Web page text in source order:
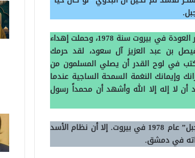
وكانت الطبعة الأولى من ديوان الشاعر بدوي الجبل، قد صدرت عن دار العودة في بيروت سنة 1978، وحملت إهداء
بن عبد العزيز آل سعود، لقد حرمك
في لوح القدر أن يصلي المسلمون من
وإيمانك النغمة السمحة الساجية عندما
أن لا إله إلا الله وأشهد أن محمداً رسول
هكذا كان الإهداء المطبوع على الطبعة الأولى من ديوان “بدوي الجبل” عام 1978 في بيروت. إلا أن نظام الأسد
في دمشق.